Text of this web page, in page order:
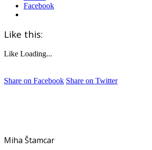
Facebook
Like this:
Like Loading...
Share on Facebook Share on Twitter
Miha Štamcar